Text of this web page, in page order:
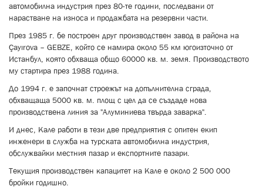
автомобилна индустрия през 80-те години, последвани от
нарастване на износа и продажбата на резервни части.
През 1985 г. бе построен друг производствен завод в района на
Çayırova – GEBZE, който се намира около 55 км югоизточно от
Истанбул, която обхваща общо 60000 кв. м. земя. Производството
му стартира през 1988 година.
До 1994 г. е започнат строежът на допълнителна сграда,
обхващаща 5000 кв. м. площ с цел да се създаде нова
производствена линия за "Алуминиева твърда заварка".
И днес, Кале работи в тези две предприятия с опитен екип
инженери в служба на турската автомобилна индустрия,
обслужвайки местния пазар и експортните пазари.
Текущия производствен капацитет на Кале е около 2 500 000
бройки годишно.